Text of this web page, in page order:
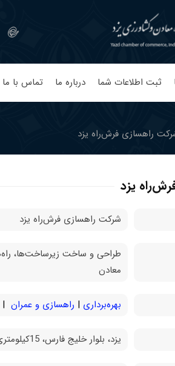
ثبت اطلاعات شما درباره ما تماس با ما
راهسازی فرش‌راه یزد
یزد
شرکت راهسازی فرش‌راه یزد
طراحی و ساخت زیرساخت‌ها،
معادن
بهره‌برداری راهسازی و عمران
یزد، بلوار خلیج فارس، 15کیلومتری جاده یزد_مهریز